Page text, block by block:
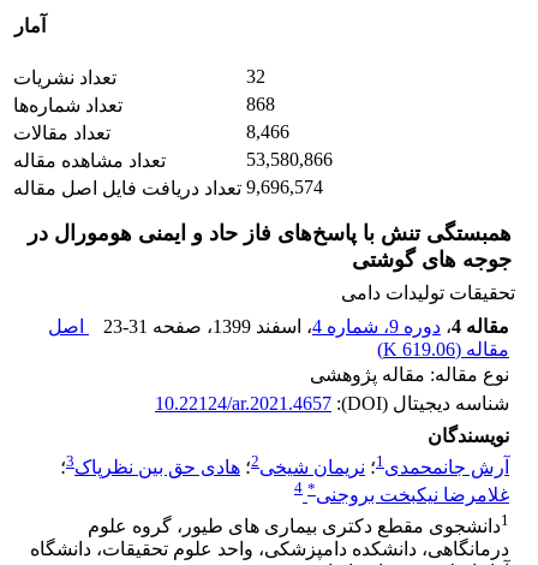
آمار
تعداد نشریات
32
تعداد شماره‌ها
868
تعداد مقالات
8,466
تعداد مشاهده مقاله
53,580,866
تعداد دریافت فایل اصل مقاله 9,696,574
همبستگی تنش با پاسخ‌های فاز حاد و ایمنی هومورال در
جوجه های گوشتی
تحقیقات تولیدات دامی
مقاله 4
، دوره 9، شماره 4 ، اسفند 1399 ، صفحه 23-31
اصل
مقاله (619.06 K
)
نوع مقاله: مقاله پژوهشی
شناسه دیجیتال (DOI):
10.22124/ar.2021.4657
نویسندگان
آرش جانمحمدی1؛ نریمان شیخی2؛ هادی حق بین نظرپاک3؛
غلامرضا نیکبخت بروجنی*
4
1دانشجوی مقطع دکتری بیماری های طیور، گروه علوم
درمانگاهی، دانشکده دامپزشکی، واحد علوم تحقیقات، دانشگاه